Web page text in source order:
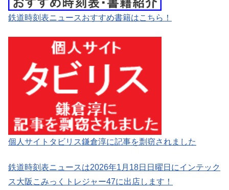
鉄道時刻表ニュースおすすめ書籍はこちら！
個人サイトタビリス鎌倉淳に記事を剽窃されました
鉄道時刻表ニュースは2026年1月18日日曜日にインテック
ス大阪こみっくトレジャー47に出店します！